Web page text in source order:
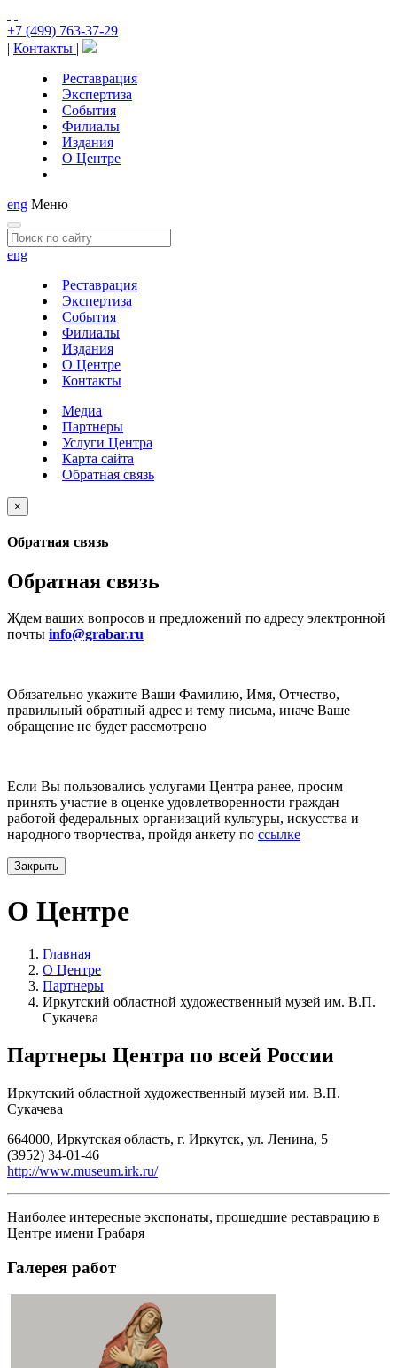
+7 (499) 763-37-29
| Контакты |
Реставрация
Экспертиза
События
Филиалы
Издания
О Центре
eng Меню
eng
Реставрация
Экспертиза
События
Филиалы
Издания
О Центре
Контакты
Медиа
Партнеры
Услуги Центра
Карта сайта
Обратная связь
×
Обратная связь
Обратная связь
Ждем ваших вопросов и предложений по адресу электронной
почты info@grabar.ru
Обязательно укажите Ваши Фамилию, Имя, Отчество,
правильный обратный адрес и тему письма, иначе Ваше
обращение не будет рассмотрено
Если Вы пользовались услугами Центра ранее, просим
принять участие в оценке удовлетворенности граждан
работой федеральных организаций культуры, искусства и
народного творчества, пройдя анкету по ссылке
Закрыть
О Центре
Главная
О Центре
Партнеры
Иркутский областной художественный музей им. В.П.
Сукачева
Партнеры Центра по всей России
Иркутский областной художественный музей им. В.П.
Сукачева
664000, Иркутская область, г. Иркутск, ул. Ленина, 5
(3952) 34-01-46
http://www.museum.irk.ru/
Наиболее интересные экспонаты, прошедшие реставрацию в
Центре имени Грабаря
Галерея работ